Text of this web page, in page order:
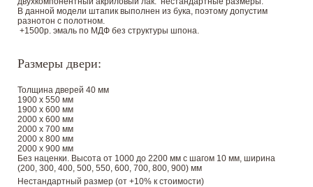
В данной модели штапик выполнен из бука, поэтому допустим
разнотон с полотном.
+1500р. эмаль по МДФ без структуры шпона.
Размеры двери:
Толщина дверей 40 мм
1900 х 550 мм
1900 х 600 мм
2000 х 600 мм
2000 х 700 мм
2000 х 800 мм
2000 х 900 мм
Без наценки. Высота от 1000 до 2200 мм с шагом 10 мм, ширина
(200, 300, 400, 500, 550, 600, 700, 800, 900) мм
Нестандартный размер (от +10% к стоимости)